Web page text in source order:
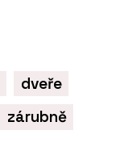
dveře
zárubně